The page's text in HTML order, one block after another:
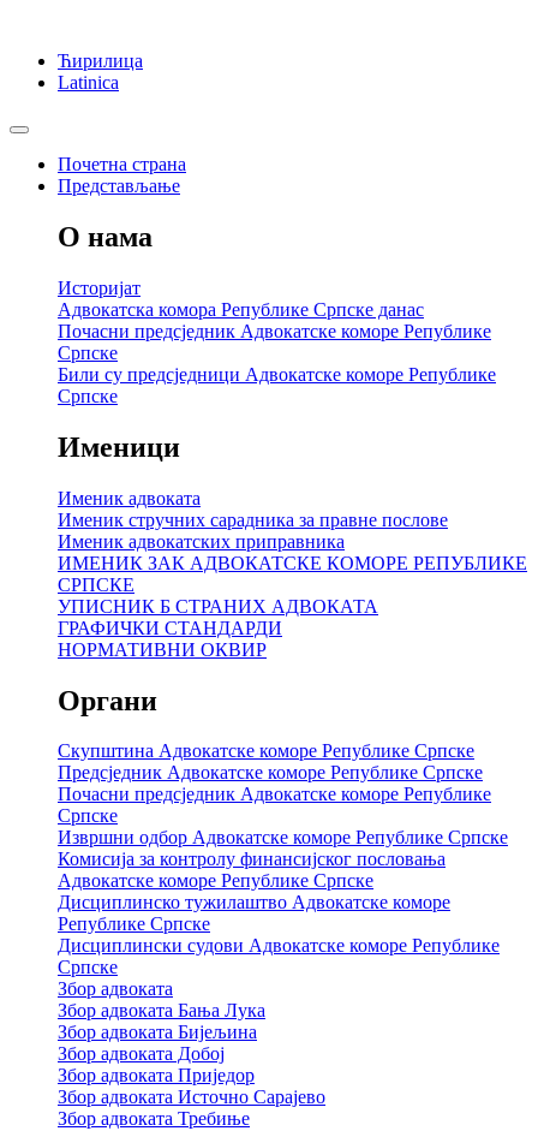
Ћирилица
Latinica
Почетна страна
Представљање
О нама
Историјат
Адвокатска комора Републике Српске данас
Почасни предсједник Адвокатске коморе Републике
Српске
Били су предсједници Адвокатске коморе Републике
Српске
Именици
Именик адвоката
Именик стручних сарадника за правне послове
Именик адвокатских приправника
ИМЕНИК ЗАК АДВОКАТСКЕ КОМОРЕ РЕПУБЛИКЕ
СРПСКЕ
УПИСНИК Б СТРАНИХ АДВОКАТА
ГРАФИЧКИ СТАНДАРДИ
НОРМАТИВНИ ОКВИР
Органи
Скупштина Адвокатске коморе Републике Српске
Предсједник Адвокатске коморе Републике Српске
Почасни предсједник Адвокатске коморе Републике
Српске
Извршни одбор Адвокатске коморе Републике Српске
Комисија за контролу финансијског пословања
Адвокатске коморе Републике Српске
Дисциплинско тужилаштво Адвокатске коморе
Републике Српске
Дисциплински судови Адвокатске коморе Републике
Српске
Збор адвоката
Збор адвоката Бања Лука
Збор адвоката Бијељина
Збор адвоката Добој
Збор адвоката Приједор
Збор адвоката Источно Сарајево
Збор адвоката Требиње